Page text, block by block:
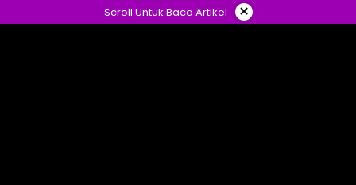
ke
Scroll Untuk Baca Artikel ×